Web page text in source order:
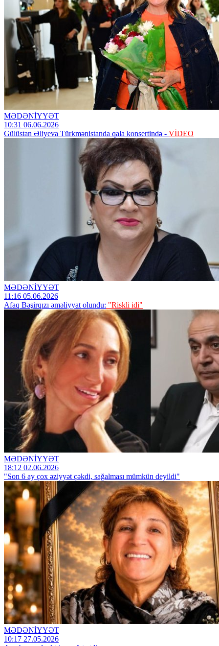
MƏDƏNİYYƏT
10:31 06.06.2026
Gülüstan Əliyeva Türkmənistanda qala konsertində - VİDEO
MƏDƏNİYYƏT
11:16 05.06.2026
Afaq Bəşirqızı əməliyyat olundu: "Riskli idi"
MƏDƏNİYYƏT
18:12 02.06.2026
"Son 6 ay çox əziyyət çəkdi, sağalması mümkün deyildi"
MƏDƏNİYYƏT
10:17 27.05.2026